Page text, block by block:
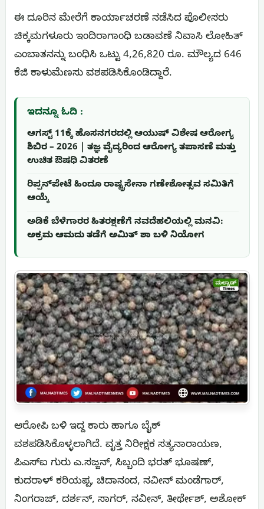
ಈ ದೂರಿನ ಮೇರೆಗೆ ಕಾರ್ಯಾಚರಣೆ ನಡೆಸಿದ ಪೊಲೀಸರು
ಚಿಕ್ಕಮಗಳೂರು ಇಂದಿರಾಗಾಂಧಿ ಬಡಾವಣೆ ನಿವಾಸಿ ಲೋಹಿತ್
ಎಂಬಾತನನ್ನು ಬಂಧಿಸಿ ಒಟ್ಟು 4,26,820 ರೂ. ಮೌಲ್ಯದ 646
ಕೆಜಿ ಕಾಳುಮೆಣಸು ವಶಪಡಿಸಿಕೊಂಡಿದ್ದಾರೆ.
ಇದನ್ನೂ ಓದಿ :
ಆಗಸ್ಟ್ 11ಕ್ಕೆ ಹೊಸನಗರದಲ್ಲಿ ಆಯುಷ್ ವಿಶೇಷ ಆರೋಗ್ಯ
ಶಿಬಿರ – 2026 | ತಜ್ಞ ವೈದ್ಯರಿಂದ ಆರೋಗ್ಯ ತಪಾಸಣೆ ಮತ್ತು
ಉಚಿತ ಔಷಧಿ ವಿತರಣೆ
ರಿಪ್ಪನ್‌ಪೇಟೆ ಹಿಂದೂ ರಾಷ್ಟ್ರಸೇನಾ ಗಣೇಶೋತ್ಸವ ಸಮಿತಿಗೆ
ಆಯ್ಕೆ
ಅಡಿಕೆ ಬೆಳೆಗಾರರ ಹಿತರಕ್ಷಣೆಗೆ ನವದೆಹಲಿಯಲ್ಲಿ ಮನವಿ:
ಅಕ್ರಮ ಆಮದು ತಡೆಗೆ ಅಮಿತ್ ಶಾ ಬಳಿ ನಿಯೋಗ
ಆರೋಪಿ ಬಳಿ ಇದ್ದ ಕಾರು ಹಾಗೂ ಬೈಕ್
ವಶಪಡಿಸಿಕೊಳ್ಳಲಾಗಿದೆ. ವೃತ್ತ ನಿರೀಕ್ಷಕ ಸತ್ಯನಾರಾಯಣ,
ಪಿಎಸ್‌ಐ ಗುರು ಎ.ಸಜ್ಜನ್, ಸಿಬ್ಬಂದಿ ಭರತ್ ಭೂಷಣ್,
ಕುದರಾಳ್ ಕರಿಯಪ್ಪ, ಚಿದಾನಂದ, ನವೀನ್ ಮಂಡೆಗಾರ್,
ನಿಂಗರಾಜ್, ದರ್ಶನ್, ಸಾಗರ್, ನವೀನ್, ತೀರ್ಥೇಶ್, ಅಶೋಕ್